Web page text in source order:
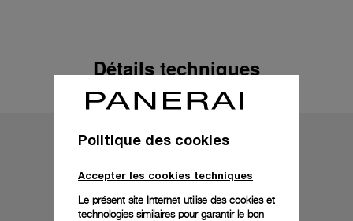
Détails techniques
Politique des cookies
Accepter les cookies techniques
Le présent site Internet utilise des cookies et
technologies similaires pour garantir le bon